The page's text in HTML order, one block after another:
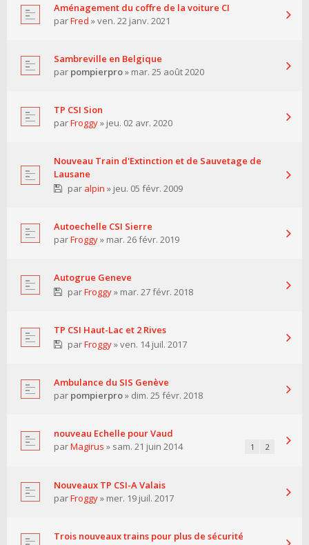
Aménagement du coffre de la voiture CI
parFred » ven. 22 janv. 2021
Sambreville en Belgique
par pompierpro» mar. 25 août 2020
TP CSI Sion
parFroggy» jeu. 02 avr. 2020
Nouveau Train d'Extinction et de Sauvetage de
Lausane
par alpin » jeu. 05 févr. 2009
Autoechelle CSI Sierre
parFroggy» mar. 26 févr. 2019
Autogrue Geneve
parFroggy» mar. 27 févr. 2018
TP CSI Haut-Lac et 2 Rives
parFroggy» ven. 14 juil. 2017
Ambulance du SIS Genève
par pompierpro» dim. 25 févr. 2018
nouveau Echelle pour Vaud
parMagirus » sam. 21 juin 2014 1 2
Nouveaux TP CSI-A Valais
parFroggy» mer. 19 juil. 2017
Trois nouveaux trains pour plus de sécurité